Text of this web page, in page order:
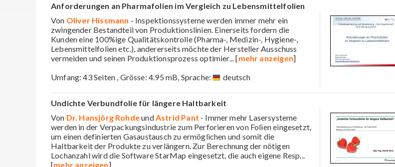
Anforderungen an Pharmafolien im Vergleich zu Lebensmittelfolien
Von Oliver Hissmann - Inspektionssysteme werden immer mehr ein
zwingender Bestandteil von Produktionslinien. Einerseits fordern die
Kunden eine 100%ige Qualitätskontrolle (Pharma-, Medizin-, Hygiene-,
Lebensmittelfolien etc.), andererseits möchte der Hersteller Ausschuss
vermeiden und seinen Produktionsprozess optimier... [mehr anzeigen]
Umfang: 43 Seiten , Grösse: 4.95 mB, Sprache:
deutsch
Undichte Verbundfolie für längere Haltbarkeit
Von Dr. Hansjörg RohdeundAstrid Pant - Immer mehr Lasersysteme
werden in der Verpackungsindustrie zum Perforieren von Folien eingesetzt,
um einen definierten Gasaustausch zu ermöglichen und somit die
Haltbarkeit der Produkte zu verlängern. Zur Berechnung der nötigen
Lochanzahl wird die Software StarMap eingesetzt, die auch eigene Resp...
[mehr anzeigen]